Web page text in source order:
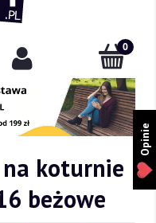
na koturnie
beżowe
Opinie